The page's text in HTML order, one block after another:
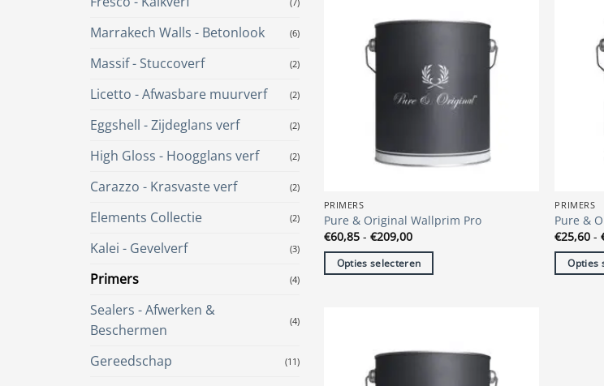
Marrakech Walls - Betonlook (6)
Massif - Stuccoverf (2)
Licetto - Afwasbare muurverf (2)
Eggshell - Zijdeglans verf (2)
High Gloss - Hoogglans verf (2)
Carazzo - Krasvaste verf (2)
Elements Collectie (2)
Kalei - Gevelverf (3)
Primers (4)
Sealers - Afwerken &
Beschermen
(4)
Gereedschap (11)
PRIMERS
Pure & Original Wallprim Pro
€60,85 - €209,00Prijsklasse:
tot
€209,00
Opties selecteren
PRIMERS
Pure &
€25,60 -
Opties